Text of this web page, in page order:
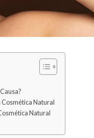
Natural
Natural